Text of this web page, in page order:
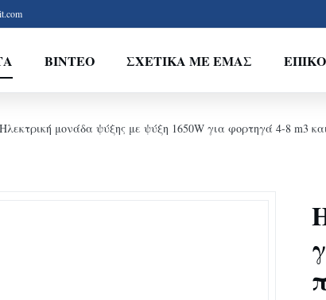
ΒΊΝΤΕΟ ΣΧΕΤΙΚΆ ΜΕ ΕΜΆΣ
Ηλεκτρική μονάδα ψύξης με ψύξη 1650W για φορτηγά 4-8 m3